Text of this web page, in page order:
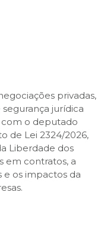
privadas,
jurídica
com o deputado
de Lei 2324/2026,
Liberdade dos
em contratos, a
e os impactos da